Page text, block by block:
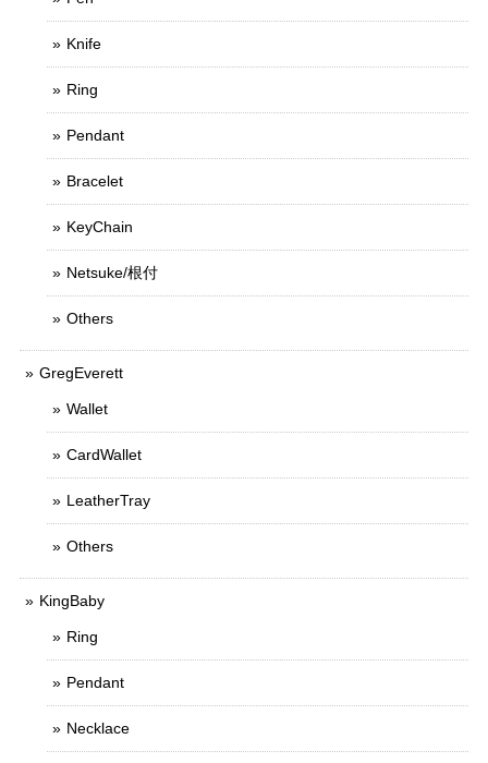
Knife
Ring
Pendant
Bracelet
KeyChain
Netsuke/根付
Others
GregEverett
Wallet
CardWallet
LeatherTray
Others
KingBaby
Ring
Pendant
Necklace